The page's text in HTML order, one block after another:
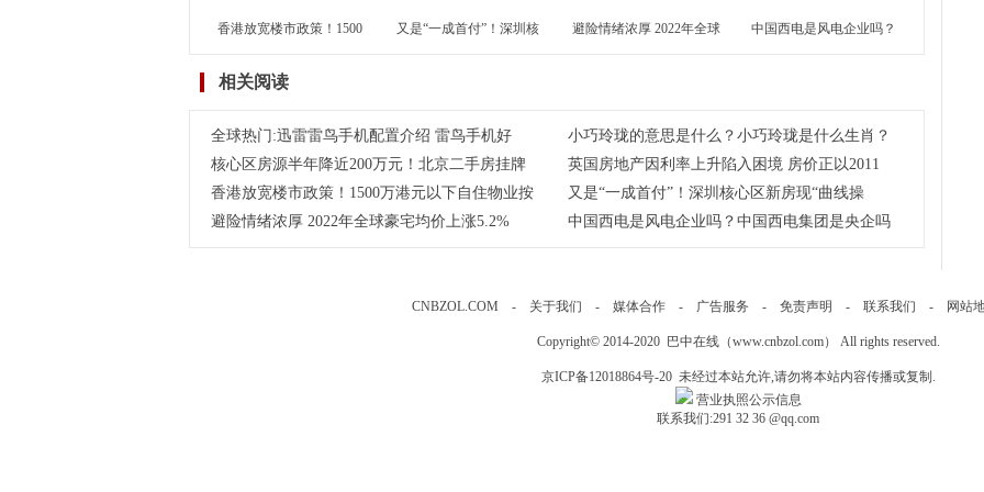
香港放宽楼市政策！1500
上限
又是“一成首付”！深圳核
避险情绪浓厚 2022年全球
中国西电是风电企业吗？
相关阅读
全球热门:迅雷雷鸟手机配置介绍 雷鸟手机好
小巧玲珑的意思是什么？小巧玲珑是什么生肖？
核心区房源半年降近200万元！北京二手房挂牌
英国房地产因利率上升陷入困境 房价正以2011
香港放宽楼市政策！1500万港元以下自住物业按
又是“一成首付”！深圳核心区新房现“曲线操
避险情绪浓厚 2022年全球豪宅均价上涨5.2%
中国西电是风电企业吗？中国西电集团是央企吗
CNBZOL.COM - 关于我们 - 媒体合作- 广告服务 - 免责声明 - 联系我们 - 网站
Copyright© 2014-2020 巴中在线（www.cnbzol.com） All rights reserved.
京ICP备12018864号-20未经过本站允许,请勿将本站内容传播或复制.
营业执照公示信息
联系我们:291 32 36 @qq.com